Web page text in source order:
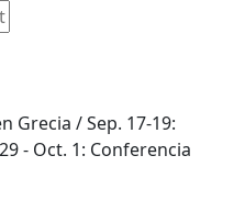
Grecia / Sep. 17-19:
- Oct. 1: Conferencia